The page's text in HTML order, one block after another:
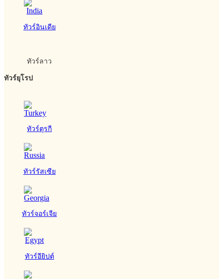
ทัวร์อินเดีย
ทัวร์ลาว
ทัวร์ยุโรป
ทัวร์ตุรกี
ทัวร์รัสเซีย
ทัวร์จอร์เจีย
ทัวร์อียิปต์